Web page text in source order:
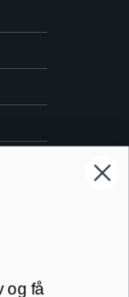
· CVR 40736166 ·
og få